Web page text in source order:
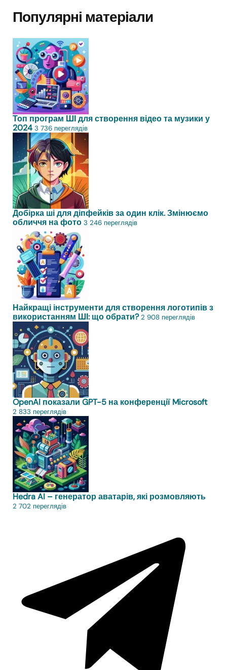
Популярні матеріали
Топ програм ШІ для створення відео та музики у
2024 3 736 переглядів
Добірка ші для діпфейків за один клік. Змінюємо
обличчя на фото 3 246 переглядів
Найкращі інструменти для створення логотипів з
використанням ШІ: що обрати? 2 908 переглядів
OpenAI показали GPT-5 на конференції Microsoft
2 833 переглядів
Hedra AI – генератор аватарів, які розмовляють
2 702 переглядів